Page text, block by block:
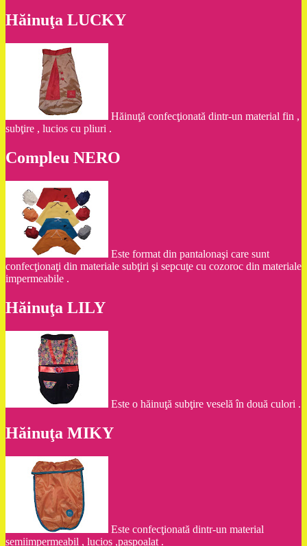
Hăinuţa LUCKY
Hăinuţă confecţionată dintr-un material fin ,
subţire , lucios cu pliuri .
Compleu NERO
Este format din pantalonaşi care sunt
confecţionaţi din materiale subţiri şi sepcuţe cu cozoroc din materiale
impermeabile .
Hăinuţa LILY
Este o hăinuţă subţire veselă în două culori .
Hăinuţa MIKY
Este confecţionată dintr-un material
semiimpermeabil , lucios ,paspoalat .